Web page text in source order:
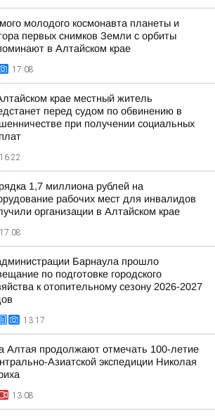
молодого космонавта планеты и
первых снимков Земли с орбиты
в Алтайском крае
17:08
крае местный житель
перед судом по обвинению в
при получении социальных
16:22
1,7 миллиона рублей на
рабочих мест для инвалидов
организации в Алтайском крае
17:08
Барнаула прошло
по подготовке городского
к отопительному сезону 2026-2027
13:17
Алтая продолжают отмечать 100-летие
Азиатской экспедиции Николая
13:08